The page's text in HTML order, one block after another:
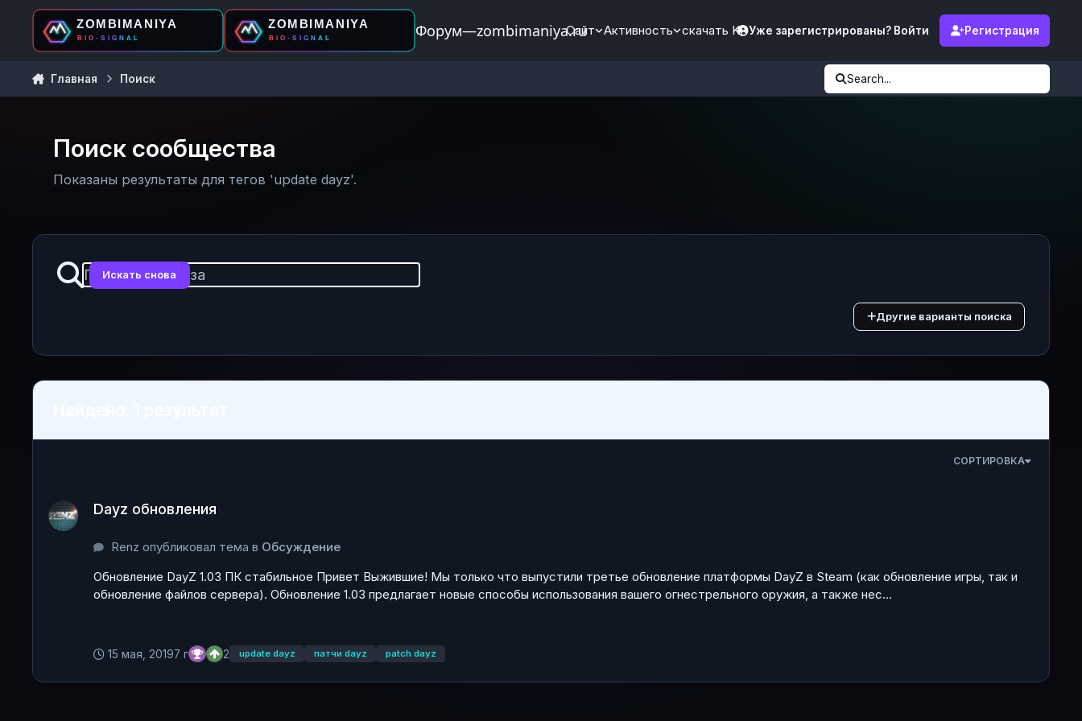
Перейти к содержанию
Форум—zombimaniya.ru
Сайт Активность скачать KFУже зарегистрированы? Войти Регистрация
Главная Поиск Search...
Поиск сообщества
Показаны результаты для тегов 'update dayz'.
Искать снова
Другие варианты поиска
СОРТИРОВКА
Dayz обновления
Renz опубликовал тема в Обсуждение
Обновление DayZ 1.03 ПК стабильное Привет Выжившие! Мы только что выпустили третье обновление платформы DayZ в Steam (как обновление игры, так и
обновление файлов сервера). Обновление 1.03 предлагает новые способы использования вашего огнестрельного оружия, а также нес...
15 мая, 20197 г 2 update dayz патчи dayz patch dayz